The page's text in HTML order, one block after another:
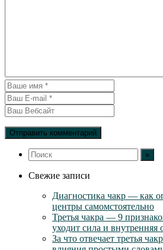
Свежие записи
Диагностика чакр — как
центры самомстоятельно
Третья чакра — 9
уходит сила и внутренняя
За что отвечает третья